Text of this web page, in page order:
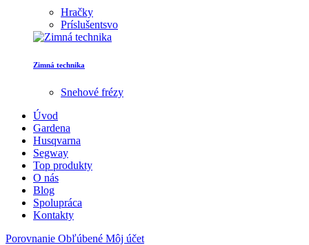
Hračky
Príslušentsvo
Zimná technika
Snehové frézy
Úvod
Gardena
Husqvarna
Segway
Top produkty
O nás
Blog
Spolupráca
Kontakty
Porovnanie Obľúbené Môj účet